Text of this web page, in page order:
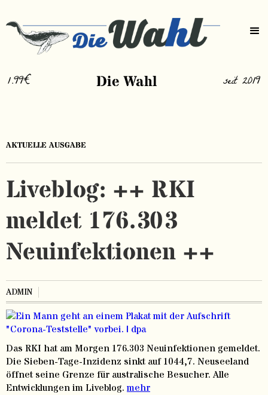
1.99€ Die Wahl seit 2019
AKTUELLE AUSGABE
Liveblog: ++ RKI
meldet 176.303
Neuinfektionen ++
ADMIN
Das RKI hat am Morgen 176.303 Neuinfektionen gemeldet.
Die Sieben-Tage-Inzidenz sinkt auf 1044,7. Neuseeland
öffnet seine Grenze für australische Besucher. Alle
Entwicklungen im Liveblog. mehr